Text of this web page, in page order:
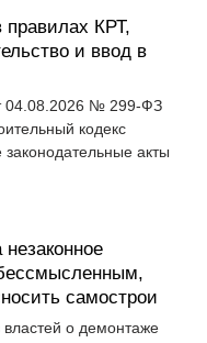
правилах КРТ,
и ввод в
04.08.2026 № 299-ФЗ
кодекс
акты
самострои
о демонтаже